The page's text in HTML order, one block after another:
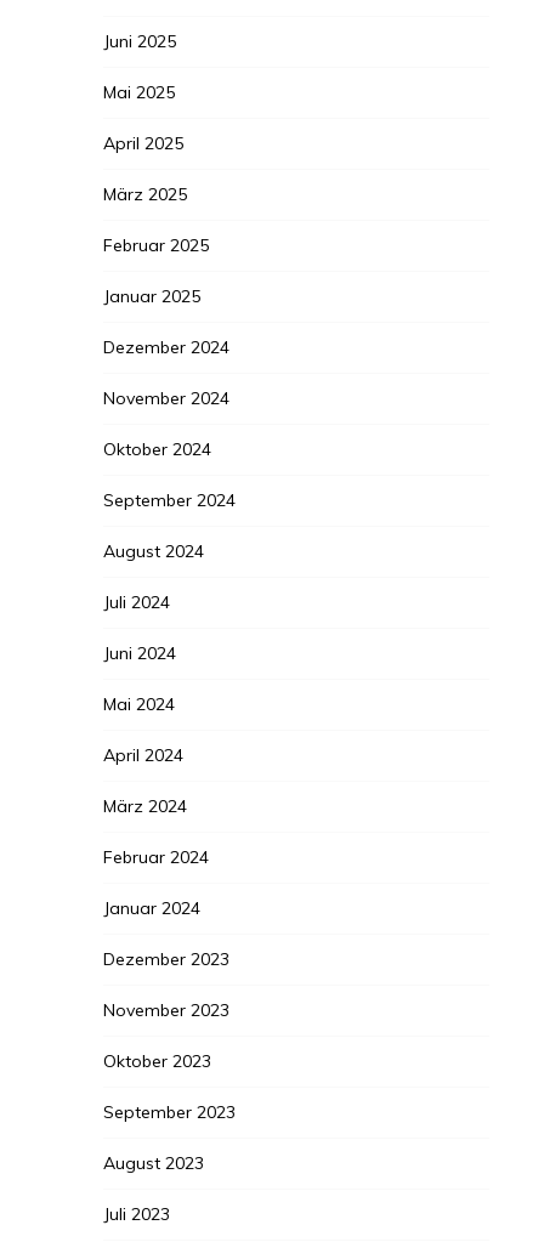
Juni 2025
Mai 2025
April 2025
März 2025
Februar 2025
Januar 2025
Dezember 2024
November 2024
Oktober 2024
September 2024
August 2024
Juli 2024
Juni 2024
Mai 2024
April 2024
März 2024
Februar 2024
Januar 2024
Dezember 2023
November 2023
Oktober 2023
September 2023
August 2023
Juli 2023